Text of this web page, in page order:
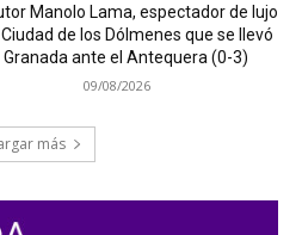
Manolo Lama, espectador de lujo
de los Dólmenes que se llevó
Granada ante el Antequera (0-3)
09/08/2026
más